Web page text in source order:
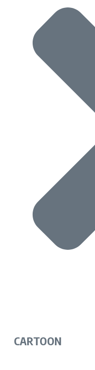
CARTOON